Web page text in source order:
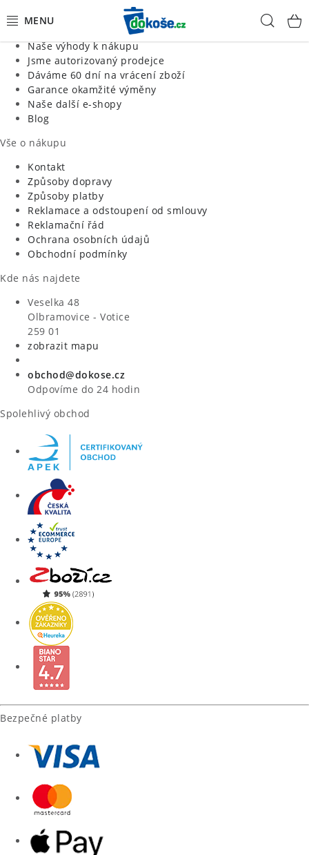
Jsme tradiční česká firma
Naše výhody k nákupu
Jsme autorizovaný prodejce
Dáváme 60 dní na vrácení zboží
Garance okamžité výměny
Naše další e-shopy
Blog
Vše o nákupu
Kontakt
Způsoby dopravy
Způsoby platby
Reklamace a odstoupení od smlouvy
Reklamační řád
Ochrana osobních údajů
Obchodní podmínky
Kde nás najdete
Veselka 48
Olbramovice - Votice
259 01
zobrazit mapu
obchod@dokose.cz
Odpovíme do 24 hodin
Spolehlivý obchod
Bezpečné platby
KOŠE
SÁČKY
KUCHYNĚ
ORGANIZACE
DOMÁCNOST
ÚKLID
VÝPRODEJ
ZNAČKY
Úvod Kontakt Blog
Moje objednávka